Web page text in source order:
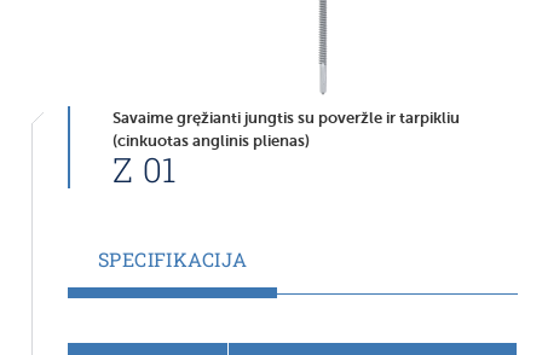
Savaime gręžianti jungtis su poveržle ir tarpikliu
(cinkuotas anglinis plienas)
Z 01
SPECIFIKACIJA